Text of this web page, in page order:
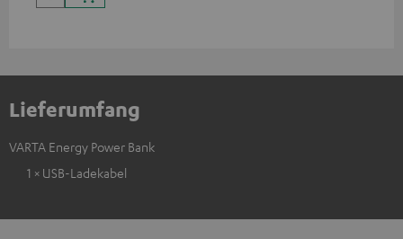
Lieferumfang
VARTA Energy Power Bank
1 × USB-Ladekabel